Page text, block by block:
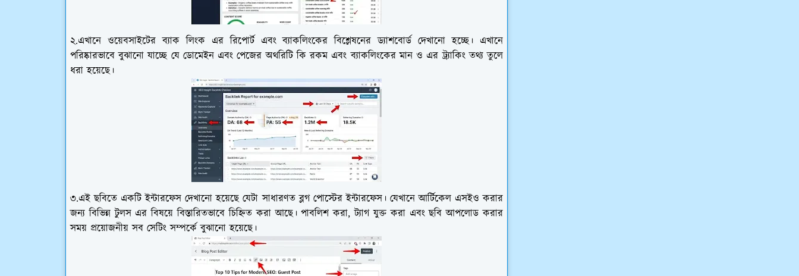
২.এখানে ওয়েবসাইটের ব্যাক লিংক এর রিপোর্ট এবং ব্যাকলিংকের বিশ্লেষনের ড্যাশবোর্ড দেখানো হচ্ছে। এখানে
পরিষ্কারভাবে বুঝানো যাচ্ছে যে ডোমেইন এবং পেজের অথরিটি কি রকম এবং ব্যাকলিংকের মান ও এর ট্র্যাকিং তথ্য তুলে
ধরা হয়েছে।
৩.এই ছবিতে একটি ইন্টারফেস দেখানো হয়েছে যেটা সাধারণত ব্লগ পোস্টের ইন্টারফেস। যেখানে আর্টিকেল এসইও করার
জন্য বিভিন্ন টুলস এর বিষয়ে বিস্তারিতভাবে চিহ্নিত করা আছে। পাবলিশ করা, ট্যাগ যুক্ত করা এবং ছবি আপলোড করার
সময় প্রয়োজনীয় সব সেটিং সম্পর্কে বুঝানো হয়েছে।